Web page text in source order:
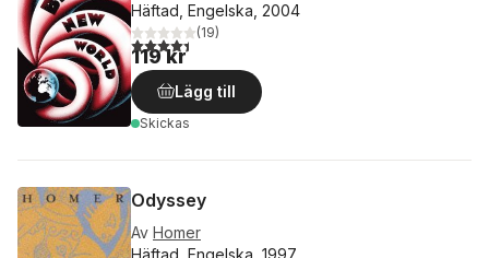
Häftad, Engelska, 2004
4,4utav 5 stjärnor. Totalt antal röster:
(19)
119 kr
Lägg till
Skickas
Odyssey
Av Homer